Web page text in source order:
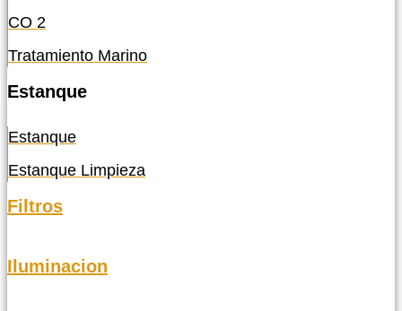
CO 2
Tratamiento Marino
Estanque
Estanque
Estanque Limpieza
Filtros
Iluminacion